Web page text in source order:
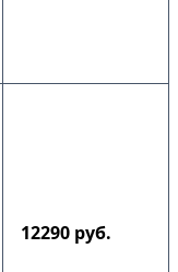
12290 руб.